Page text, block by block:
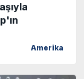
Amerika